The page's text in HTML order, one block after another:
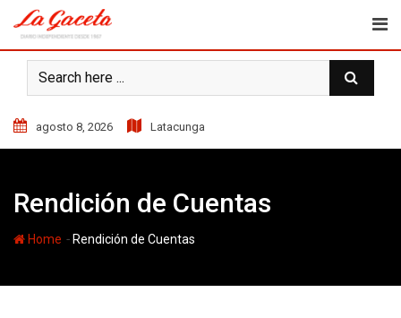
content
agosto 8, 2026 Latacunga
Rendición de Cuentas
Home - Rendición de Cuentas